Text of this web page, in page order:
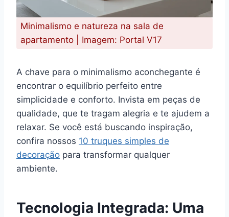
Minimalismo e natureza na sala de
apartamento | Imagem: Portal V17
A chave para o minimalismo aconchegante é
encontrar o equilíbrio perfeito entre
simplicidade e conforto. Invista em peças de
qualidade, que te tragam alegria e te ajudem a
relaxar. Se você está buscando inspiração,
confira nossos 10 truques simples de
decoração para transformar qualquer
ambiente.
Tecnologia Integrada: Uma